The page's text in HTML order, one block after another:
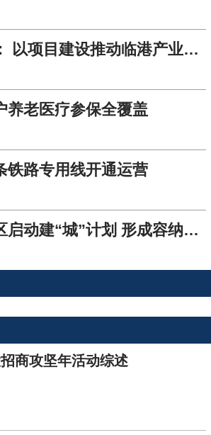
北部湾经济区： 以项目建设推动临港产业集群发展
养老医疗参保全覆盖
铁路专用线开通运营
北海：铁山港区启动建“城”计划 形成容纳30万人口规模的产城融合示范区
商攻坚年活动综述